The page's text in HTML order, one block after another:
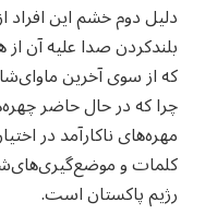
دلیل دوم خشم این افراد
بلندکردن صدا علیه آن
که از سوی آخرین
چرا که در حال حاضر
مهره‌های ناکارآمد در
کلمات و
رژیم پاکستان است.